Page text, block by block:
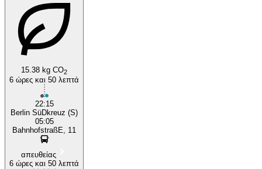
15.38 kg CO2
6 ώρες και 50 λεπτά
22:15
Berlin SüDkreuz (S)
05:05
BahnhofstraßE, 11
απευθείας
6 ώρες και 50 λεπτά